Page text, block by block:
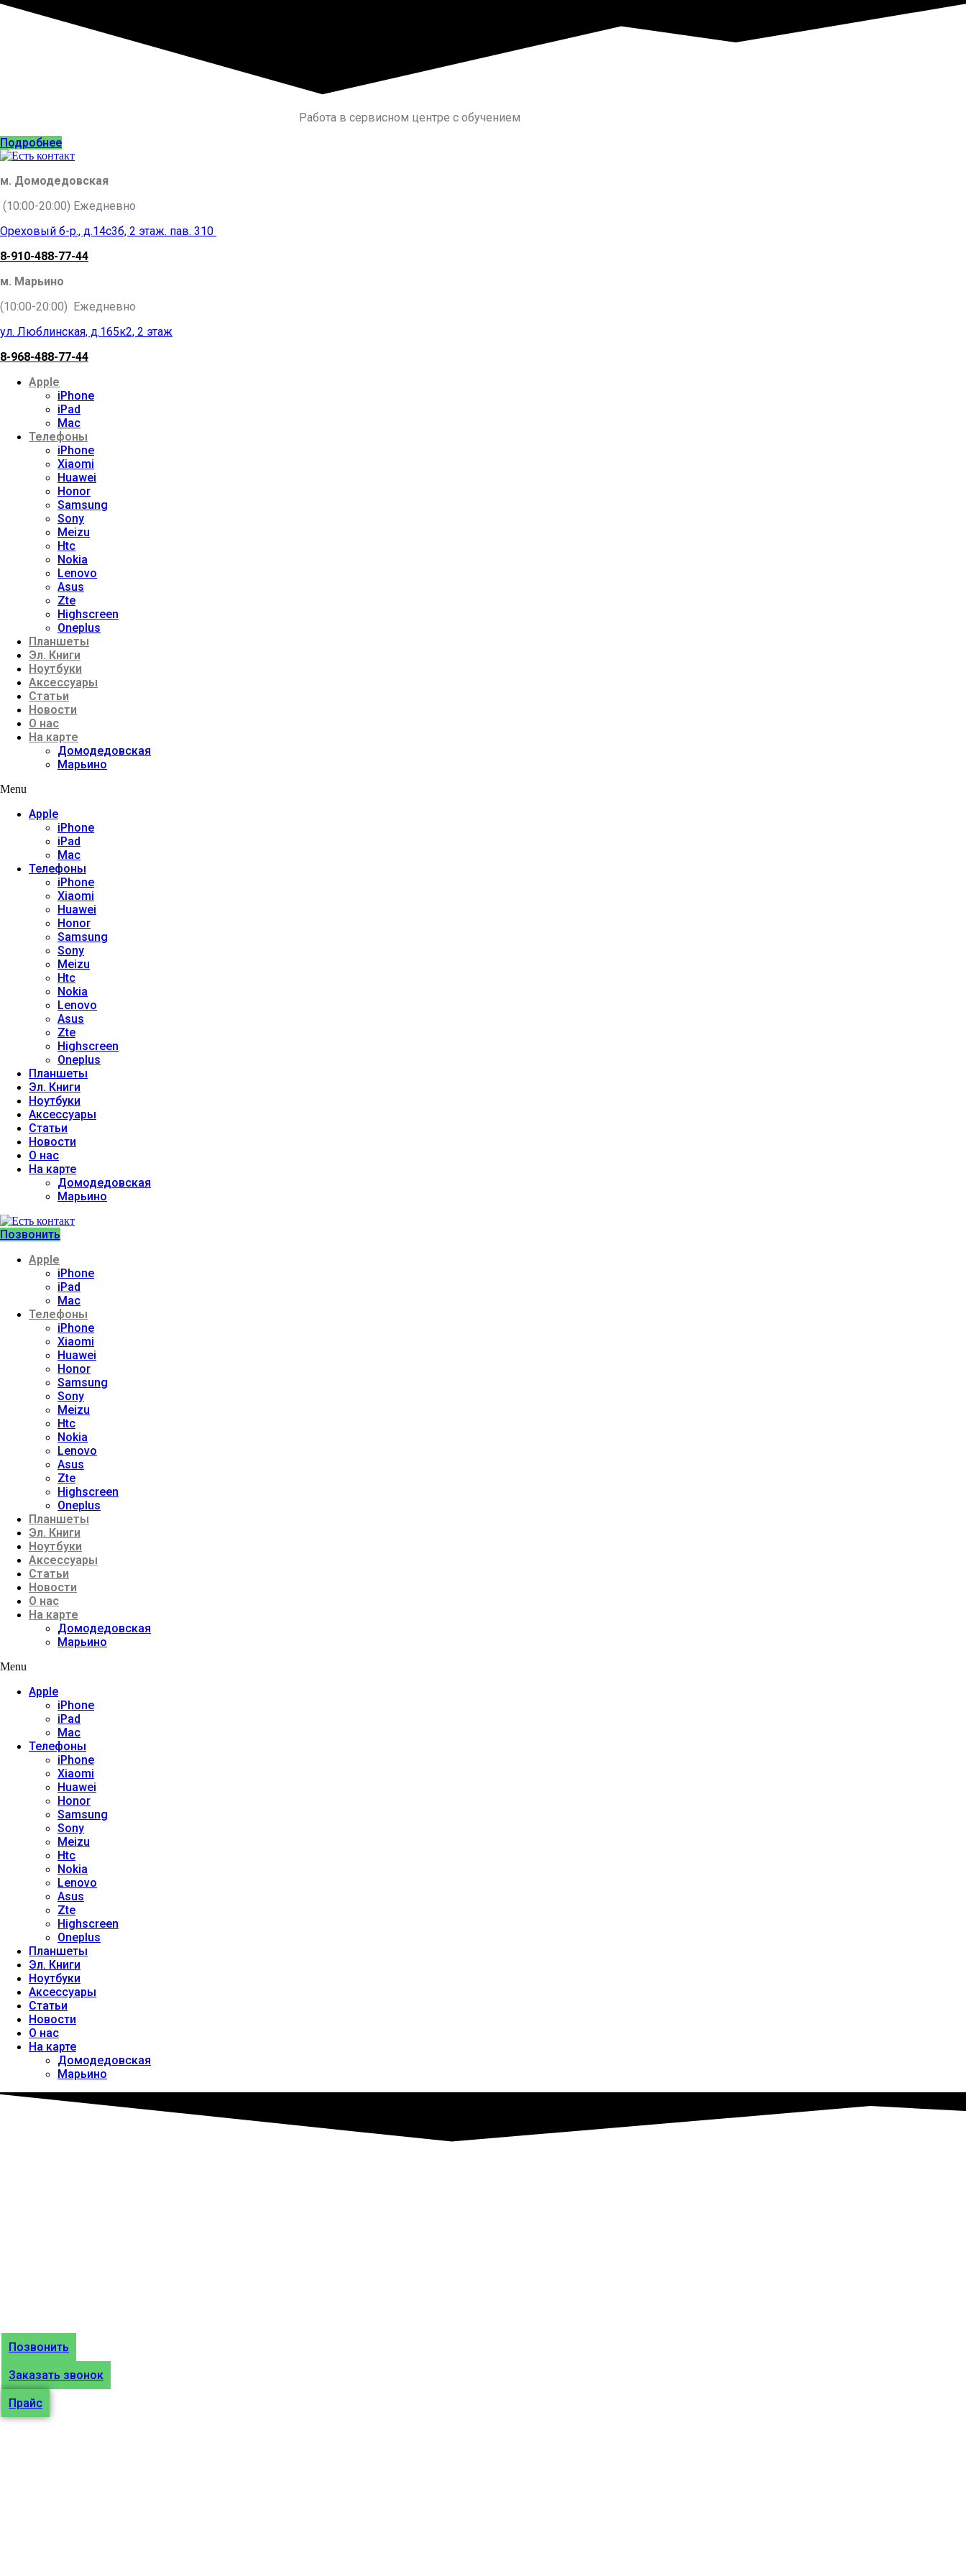
Работа в сервисном центре с обучением
Подробнее
м. Домодедовская
(10:00-20:00) Ежедневно
Ореховый б-р., д.14с3б, 2 этаж. пав. 310
8-910-488-77-44
м. Марьино
(10:00-20:00) Ежедневно
ул. Люблинская, д.165к2, 2 этаж
8-968-488-77-44
Apple
iPhone
iPad
Mac
Телефоны
iPhone
Xiaomi
Huawei
Honor
Samsung
Sony
Meizu
Htc
Nokia
Lenovo
Asus
Zte
Highscreen
Oneplus
Планшеты
Эл. Книги
Ноутбуки
Аксессуары
Статьи
Новости
О нас
На карте
Домодедовская
Марьино
Menu
Apple
iPhone
iPad
Mac
Телефоны
iPhone
Xiaomi
Huawei
Honor
Samsung
Sony
Meizu
Htc
Nokia
Lenovo
Asus
Zte
Highscreen
Oneplus
Планшеты
Эл. Книги
Ноутбуки
Аксессуары
Статьи
Новости
О нас
На карте
Домодедовская
Марьино
Позвонить
Apple
iPhone
iPad
Mac
Телефоны
iPhone
Xiaomi
Huawei
Honor
Samsung
Sony
Meizu
Htc
Nokia
Lenovo
Asus
Zte
Highscreen
Oneplus
Планшеты
Эл. Книги
Ноутбуки
Аксессуары
Статьи
Новости
О нас
На карте
Домодедовская
Марьино
Menu
Apple
iPhone
iPad
Mac
Телефоны
iPhone
Xiaomi
Huawei
Honor
Samsung
Sony
Meizu
Htc
Nokia
Lenovo
Asus
Zte
Highscreen
Oneplus
Планшеты
Эл. Книги
Ноутбуки
Аксессуары
Статьи
Новости
О нас
На карте
Домодедовская
Марьино
Позвонить
Заказать звонок
Прайс